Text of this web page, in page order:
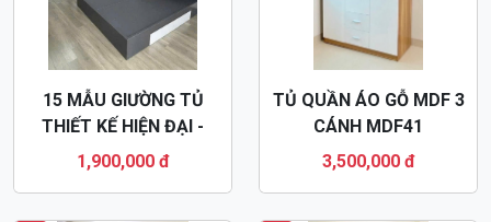
THIẾT KẾ NỘI THẤT
PHÒNG NGỦ THEO YÊU
CẦU KÍCH THƯỚC
LIÊN HỆ
ĐỂ CÓ GIÁ TỐT
TỦ QUẦN ÁO GỖ CÔNG
NGHIỆP GIÁ RẺ 3 CÁNH
MDF27
2,500,000 đ